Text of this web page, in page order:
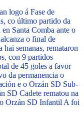
logo á Fase de
co último partido da
Santa Comba ante o
o final de
hai semanas, remataron
con 9 partidos
de 45 goles a favor
da permanencia o
e o Orzán SD Sub-
SD Cadete rematou na
Orzán SD Infantil A foi